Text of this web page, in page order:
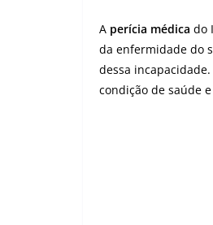
A perícia médica do
da enfermidade do
dessa
condição de saúde